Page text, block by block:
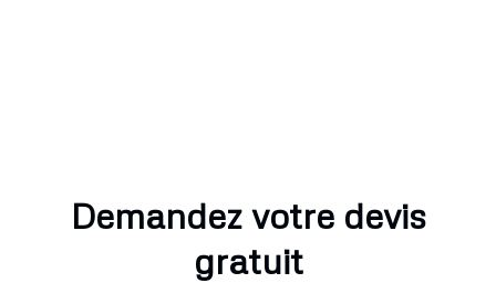
Demandez votre devis
gratuit